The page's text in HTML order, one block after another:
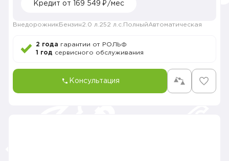
Кредит от 169 549 ₽/мес
Внедорожник Бензин2.0 л. 252 л.с. ПолныйАвтоматическая
2 года гарантии от РОЛЬФ
1 год сервисного обслуживания
Консультация